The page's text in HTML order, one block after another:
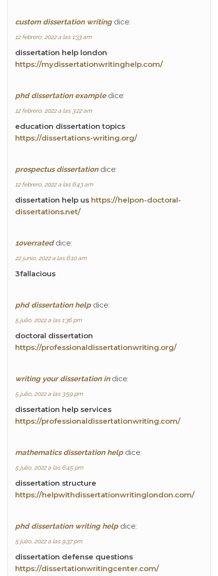
custom dissertation writing dice:
12 febrero, 2022 a las 1:33 am
dissertation help london
https://mydissertationwritinghelp.com/
phd dissertation example dice:
12 febrero, 2022 a las 3:22 am
education dissertation topics
https://dissertations-writing.org/
prospectus dissertation dice:
12 febrero, 2022 a las 6:43 am
dissertation help us https://helpon-doctoral-
dissertations.net/
1overrated dice:
22 junio, 2022 a las 6:10 am
3fallacious
phd dissertation help dice:
5 julio, 2022 a las 1:36 pm
doctoral dissertation
https://professionaldissertationwriting.org/
writing your dissertation in dice:
5 julio, 2022 a las 3:59 pm
dissertation help services
https://professionaldissertationwriting.com/
mathematics dissertation help dice:
5 julio, 2022 a las 6:45 pm
dissertation structure
https://helpwithdissertationwritinglondon.com/
phd dissertation writing help dice:
5 julio, 2022 a las 9:37 pm
dissertation defense questions
https://dissertationwritingcenter.com/